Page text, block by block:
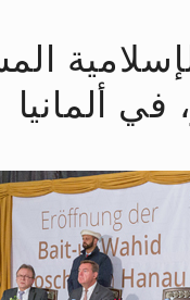
الجماعة >> المزيد
الجماعة >> المزيد
الرسائل
الردود على
وتعرّف على حقيقة
المستشرقين في
في ألمانيا